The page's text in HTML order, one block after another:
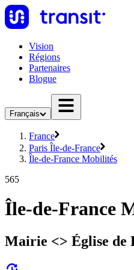
Vision
Régions
Partenaires
Blogue
Français
France
Paris Île-de-France
Île-de-France Mobilités
565
Île-de-France
Mairie <> Église de